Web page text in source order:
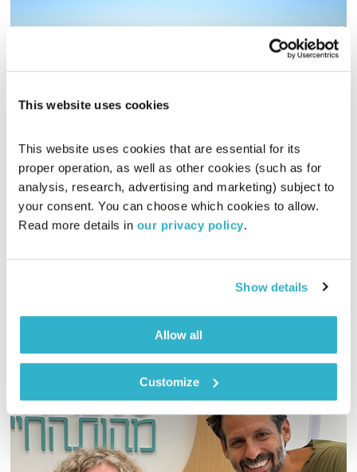
This website uses cookies
This website uses cookies that are essential for its
proper operation, as well as other cookies (such as for
analysis, research, advertising and marketing) subject to
your consent. You can choose which cookies to allow.
Read more details in our privacy policy.
Show details
Allow all
Customize
עולם קטן
אורי בנקהלטר
21.08.20
02:00:38
אורי בנקהלטר בונה עולם מופלא של קולות, צלילים ותדרים